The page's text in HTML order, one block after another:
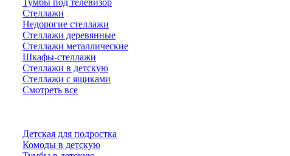
Тумбы под телевизор
Стеллажи
Недорогие стеллажи
Стеллажи деревянные
Стеллажи металлические
Шкафы-стеллажи
Стеллажи в детскую
Стеллажи с ящиками
Смотреть все
Детская для подростка
Комоды в детскую